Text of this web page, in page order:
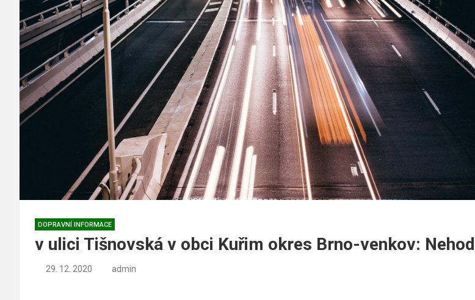
DOPRAVNÍ INFORMACE
v ulici Tišnovská v obci Kuřim okres Brno-venkov:
29. 12. 2020 admin